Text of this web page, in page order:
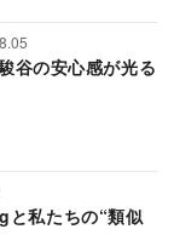
谷の安心感が光る
私たちの“類似